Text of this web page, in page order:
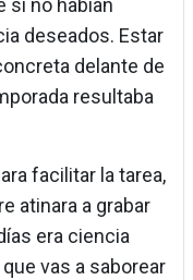
si no habían
deseados. Estar
delante de
resultaba
facilitar la tarea,
atinara a grabar
era ciencia
vas a saborear